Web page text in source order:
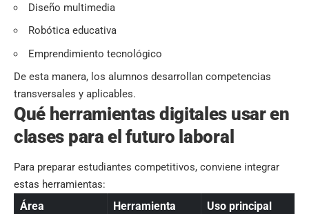
Diseño multimedia
Robótica educativa
Emprendimiento tecnológico
De esta manera, los alumnos desarrollan competencias
transversales y aplicables.
Qué herramientas digitales usar en
clases para el futuro laboral
Para preparar estudiantes competitivos, conviene integrar
estas herramientas:
Área Herramienta Uso principal